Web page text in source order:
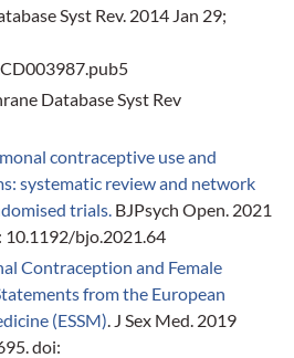
Syst Rev. 2014 Jan 29;
Database Syst Rev
contraceptive use and
systematic review and network
trials. BJPsych Open. 2021
10.1192/bjo.2021.64
Contraception and Female
from the European
(ESSM) . J Sex Med. 2019
doi: